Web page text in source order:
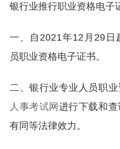
银行业推行职业资格电子
一、自2021年12月29日
员职业资格电子证书。
二、银行业专业人员职
人事考试网进行下载和
有同等法律效力。